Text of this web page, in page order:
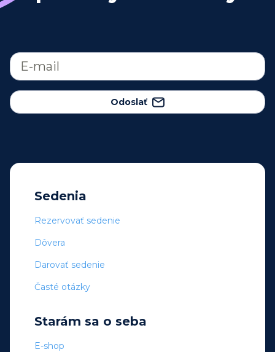
Odoslať
Sedenia
Rezervovať sedenie
Dôvera
Darovať sedenie
Časté otázky
Starám sa o seba
E-shop